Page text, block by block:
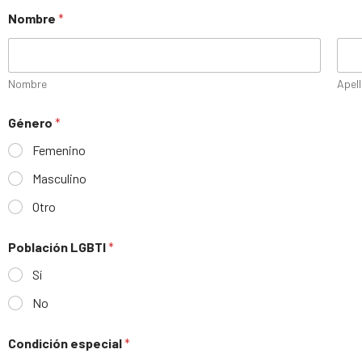
Nombre *
Nombre
Género *
Femenino
Masculino
Otro
Población LGBTI*
Sí
No
Condición especial*